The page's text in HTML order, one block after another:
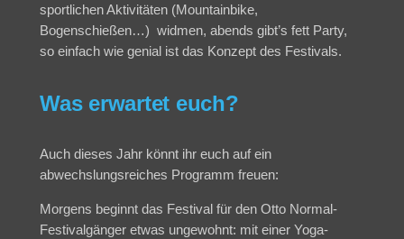
sportlichen Aktivitäten (Mountainbike,
Bogenschießen…) widmen, abends gibt’s fett Party,
so einfach wie genial ist das Konzept des Festivals.
Was erwartet euch?
Auch dieses Jahr könnt ihr euch auf ein
abwechslungsreiches Programm freuen:
Morgens beginnt das Festival für den Otto Normal-
Festivalgänger etwas ungewohnt: mit einer Yoga-